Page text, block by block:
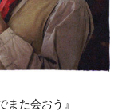
た会おう』